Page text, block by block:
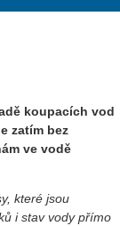
koupacích vod
zatím bez
ve vodě
které jsou
i stav vody přímo